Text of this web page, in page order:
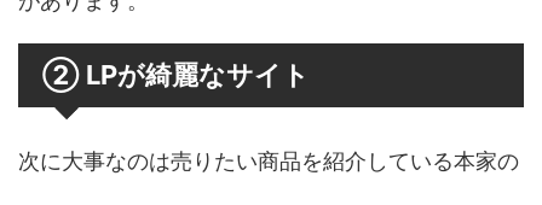
② LPが綺麗なサイト
次に大事なのは売りたい商品を紹介している本家の